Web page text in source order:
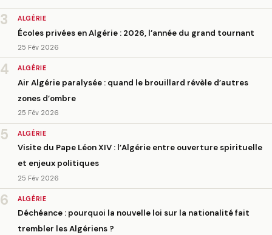
3 ALGÉRIE
Écoles privées en Algérie : 2026, l’année du grand tournant
25 Fév 2026
4 ALGÉRIE
Air Algérie paralysée : quand le brouillard révèle d’autres
zones d’ombre
25 Fév 2026
5 ALGÉRIE
Visite du Pape Léon XIV : l’Algérie entre ouverture spirituelle
et enjeux politiques
25 Fév 2026
6 ALGÉRIE
Déchéance : pourquoi la nouvelle loi sur la nationalité fait
trembler les Algériens ?